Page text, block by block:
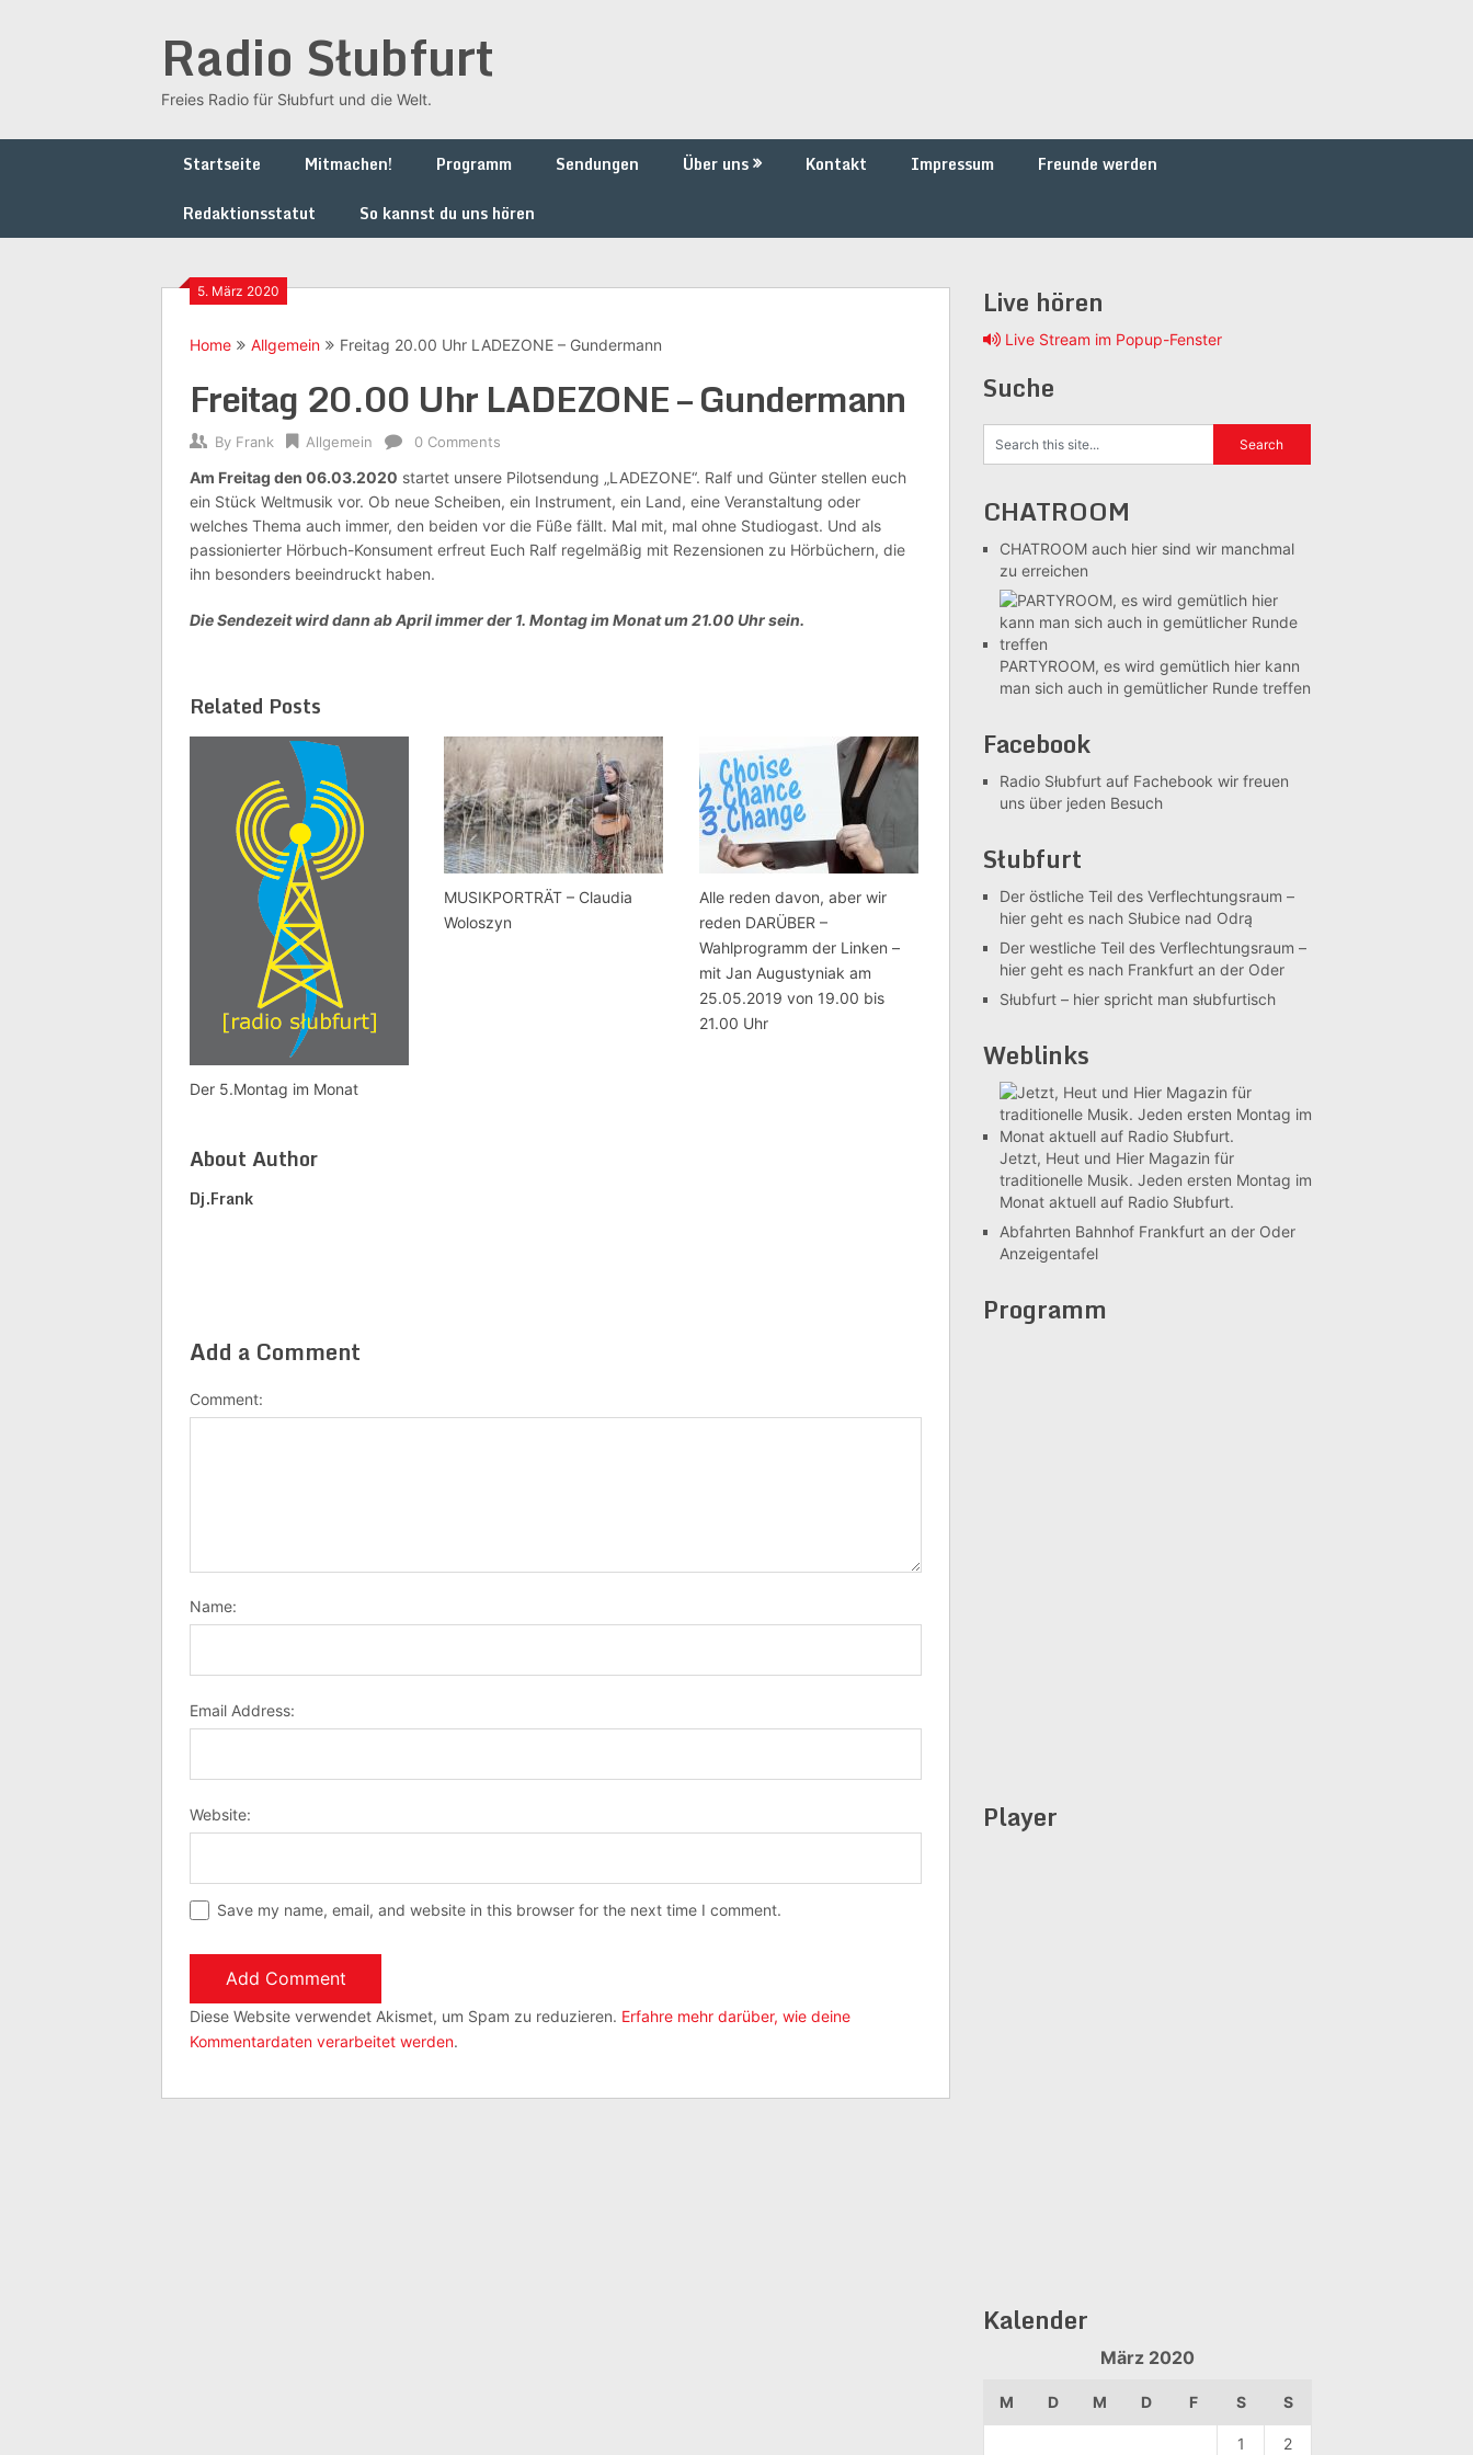
Radio Słubfurt
Freies Radio für Słubfurt und die Welt.
Startseite Mitmachen! Programm Sendungen Über uns Kontakt Impressum
Freunde werden
Redaktionsstatut
So kannst du uns hören
5. März 2020
Home Allgemein Freitag 20.00 Uhr LADEZONE – Gundermann
Freitag 20.00 Uhr LADEZONE – Gundermann
By Frank Allgemein 0 Comments
Am Freitag den 06.03.2020 startet unsere Pilotsendung „LADEZONE“. Ralf und Günter stellen euch
ein Stück Weltmusik vor. Ob neue Scheiben, ein Instrument, ein Land, eine Veranstaltung oder
welches Thema auch immer, den beiden vor die Füße fällt. Mal mit, mal ohne Studiogast. Und als
passionierter Hörbuch-Konsument erfreut Euch Ralf regelmäßig mit Rezensionen zu Hörbüchern, die
ihn besonders beeindruckt haben.
Die Sendezeit wird dann ab April immer der 1. Montag im Monat um 21.00 Uhr sein.
Related Posts
Der 5.Montag im Monat
MUSIKPORTRÄT – Claudia
Woloszyn
Alle reden davon, aber wir
reden DARÜBER –
Wahlprogramm der Linken –
mit Jan Augustyniak am
25.05.2019 von 19.00 bis
21.00 Uhr
About Author
Dj.frank
Add a Comment
Comment:
Name:
Email Address:
Website:
Save my name, email, and website in this browser for the next time I comment.
Diese Website verwendet Akismet, um Spam zu reduzieren. Erfahre mehr darüber, wie deine
Kommentardaten verarbeitet werden.
Live hören
Live Stream im Popup-Fenster
Suche
CHATROOM
CHATROOM auch hier sind wir manchmal
zu erreichen
PARTYROOM, es wird gemütlich hier kann
man sich auch in gemütlicher Runde treffen
Facebook
Radio Słubfurt auf Fachebook wir freuen
uns über jeden Besuch
Słubfurt
Der östliche Teil des Verflechtungsraum –
hier geht es nach Słubice nad Odrą
Der westliche Teil des Verflechtungsraum –
hier geht es nach Frankfurt an der Oder
Słubfurt – hier spricht man słubfurtisch
Weblinks
Jetzt, Heut und Hier Magazin für
traditionelle Musik. Jeden ersten Montag im
Monat aktuell auf Radio Słubfurt.
Abfahrten Bahnhof Frankfurt an der Oder
Anzeigentafel
Programm
Player
Kalender
März 2020
M D M D F S S
1 2